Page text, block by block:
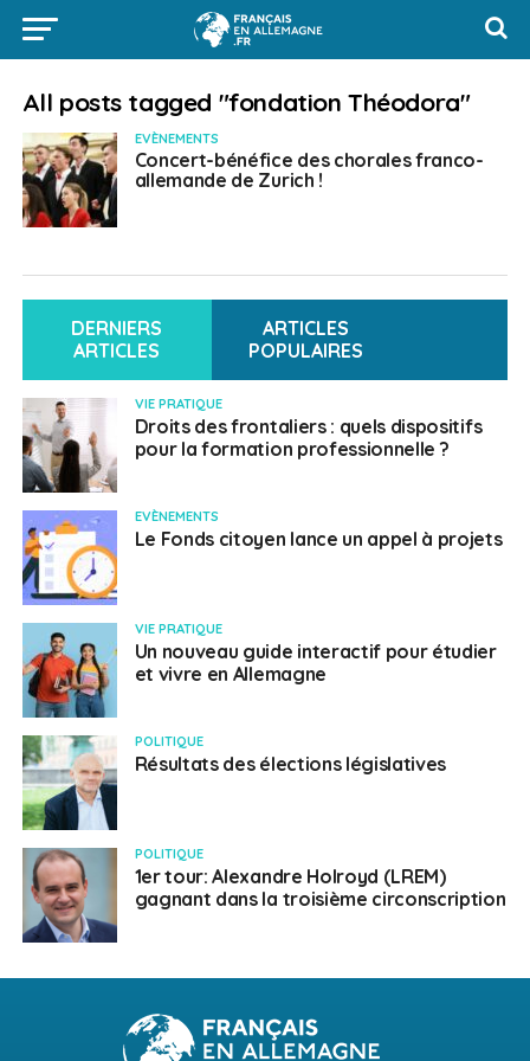
All posts tagged "fondation Théodora"
EVÈNEMENTS
Concert-bénéfice des chorales franco-
allemande de Zurich !
DERNIERS
ARTICLES
ARTICLES
POPULAIRES
VIE PRATIQUE
Droits des frontaliers : quels dispositifs
pour la formation professionnelle ?
EVÈNEMENTS
Le Fonds citoyen lance un appel à projets
VIE PRATIQUE
Un nouveau guide interactif pour étudier
et vivre en Allemagne
POLITIQUE
Résultats des élections législatives
POLITIQUE
1er tour: Alexandre Holroyd (LREM)
gagnant dans la troisième circonscription